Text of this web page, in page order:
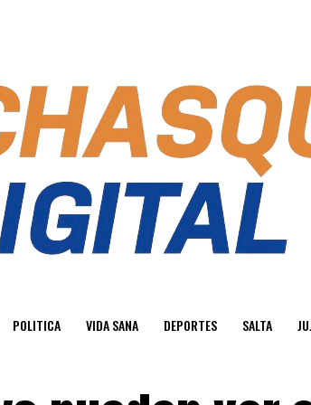
POLITICA VIDA SANA DEPORTES SALTA